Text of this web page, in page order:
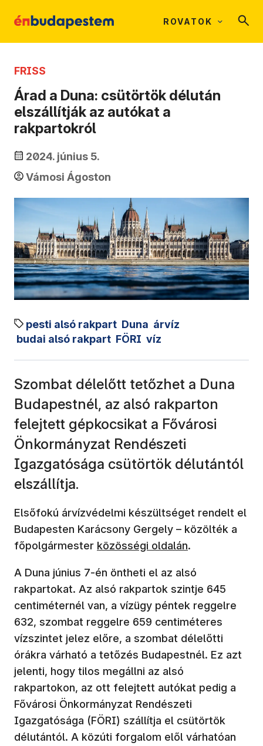
ROVATOK
FRISS
Árad a Duna: csütörtök délután
elszállítják az autókat a
rakpartokról
2024. június 5.
Vámosi Ágoston
pesti alsó rakpart Duna árvíz
budai alsó rakpart FÖRI víz
Szombat délelőtt tetőzhet a Duna
Budapestnél, az alsó rakparton
felejtett gépkocsikat a Fővárosi
Önkormányzat Rendészeti
Igazgatósága csütörtök délutántól
elszállítja.
Elsőfokú árvízvédelmi készültséget rendelt el
Budapesten Karácsony Gergely – közölték a
főpolgármester közösségi oldalán.
A Duna június 7-én öntheti el az alsó
rakpartokat. Az alsó rakpartok szintje 645
centiméternél van, a vízügy péntek reggelre
632, szombat reggelre 659 centiméteres
vízszintet jelez előre, a szombat délelőtti
órákra várható a tetőzés Budapestnél. Ez azt
jelenti, hogy tilos megállni az alsó
rakpartokon, az ott felejtett autókat pedig a
Fővárosi Önkormányzat Rendészeti
Igazgatósága (FÖRI) szállítja el csütörtök
délutántól. A közúti forgalom elől várhatóan